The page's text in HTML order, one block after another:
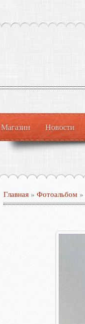
Магазин Новости
Главная » Фотоальбом »